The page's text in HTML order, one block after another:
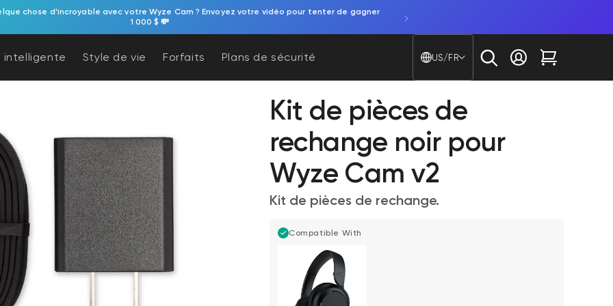
chose d'incroyable avec votre Wyze Cam ? Envoyez votre vidéo pour tenter de gagner
1 000 $ 💸
intelligente Style de vie Forfaits Plans de sécurité
Pays/région - Langue
US/FR
Se connecter
Chariot
Kit de pièces de
rechange noir pour
Wyze Cam v2
Kit de pièces de rechange.
Compatible With